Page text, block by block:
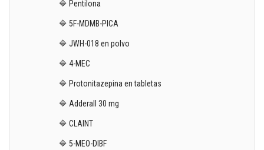
🔷 Pentilona
🔷 5F-MDMB-PICA
🔷 JWH-018 en polvo
🔷 4-MEC
🔷 Protonitazepina en tabletas
🔷 Adderall 30 mg
🔷 CLAINT
🔷 5-MEO-DIBF